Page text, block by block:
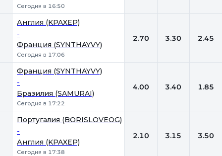
Сегодня в 16:50
Англия (KPAXEP)
-
Франция (SYNTHAYVY)
Сегодня в 17:06
2.70 3.30 2.45
Франция (SYNTHAYVY)
-
Бразилия (SAMURAI)
Сегодня в 17:22
4.00 3.40 1.85
Португалия (BORISLOVEOG)
-
Англия (KPAXEP)
Сегодня в 17:38
2.10 3.15 3.50